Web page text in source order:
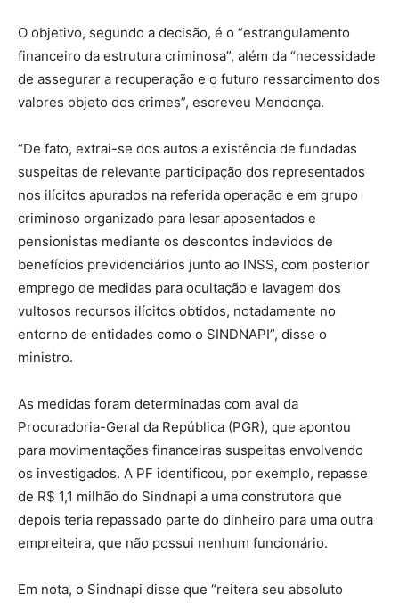
O objetivo, segundo a decisão, é o “estrangulamento
financeiro da estrutura criminosa”, além da “necessidade
de assegurar a recuperação e o futuro ressarcimento dos
valores objeto dos crimes”, escreveu Mendonça.
“De fato, extrai-se dos autos a existência de fundadas
suspeitas de relevante participação dos representados
nos ilícitos apurados na referida operação e em grupo
criminoso organizado para lesar aposentados e
pensionistas mediante os descontos indevidos de
benefícios previdenciários junto ao INSS, com posterior
emprego de medidas para ocultação e lavagem dos
vultosos recursos ilícitos obtidos, notadamente no
entorno de entidades como o SINDNAPI”, disse o
ministro.
As medidas foram determinadas com aval da
Procuradoria-Geral da República (PGR), que apontou
para movimentações financeiras suspeitas envolvendo
os investigados. A PF identificou, por exemplo, repasse
de R$ 1,1 milhão do Sindnapi a uma construtora que
depois teria repassado parte do dinheiro para uma outra
empreiteira, que não possui nenhum funcionário.
Em nota, o Sindnapi disse que “reitera seu absoluto